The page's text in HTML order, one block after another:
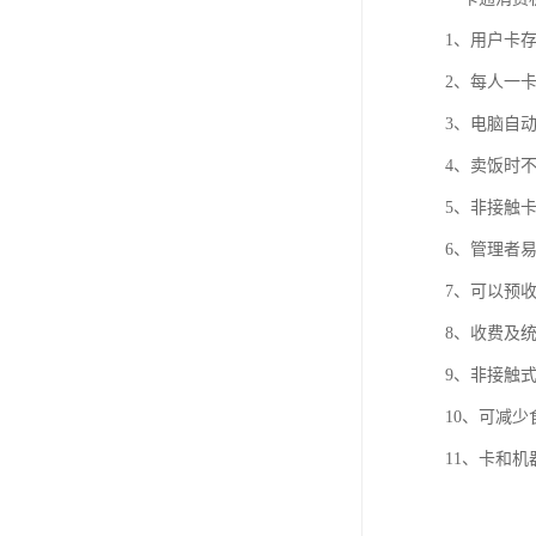
1、用户卡
2、每人一
3、电脑自
4、卖饭时
5、非接触
6、管理者
7、可以预
8、收费及
9、非接触
10、可减少
11、卡和机